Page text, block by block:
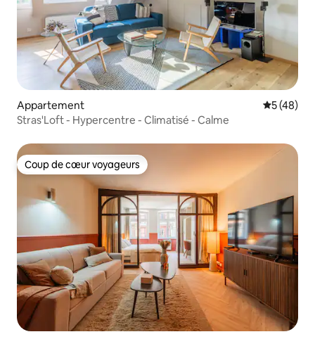
Appartement
5 (48)
Stras'Loft - Hypercentre - Climatisé - Calme
Coup de cœur voyageurs
Coup de cœur voyageurs